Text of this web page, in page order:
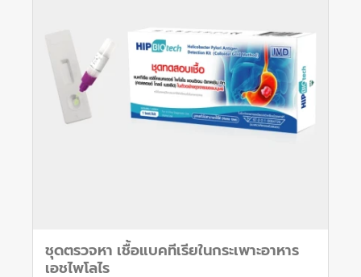
ชุดตรวจหา เชื้อแบคทีเรียในกระเพาะอาหาร
เอชไพโลไร